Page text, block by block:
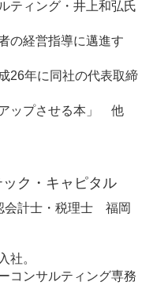
ティング・井上和弘氏
の経営指導に邁進す
26年に同社の代表取締
ップさせる本」 他
ク・キャピタル
計士・税理士 福岡
社。
コンサルティング専務